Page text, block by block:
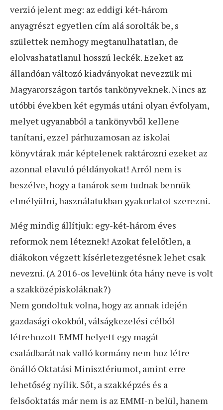
verzió jelent meg: az eddigi két-három
anyagrészt egyetlen cím alá sorolták be, s
születtek nemhogy megtanulhatatlan, de
elolvashatatlanul hosszú leckék. Ezeket az
állandóan változó kiadványokat nevezzük mi
Magyarországon tartós tankönyveknek. Nincs az
utóbbi években két egymás utáni olyan évfolyam,
melyet ugyanabból a tankönyvből kellene
tanítani, ezzel párhuzamosan az iskolai
könyvtárak már képtelenek raktározni ezeket az
azonnal elavuló példányokat! Arról nem is
beszélve, hogy a tanárok sem tudnak bennük
elmélyülni, használatukban gyakorlatot szerezni.
Még mindig állítjuk: egy-két-három éves
reformok nem léteznek! Azokat felelőtlen, a
diákokon végzett kísérletezgetésnek lehet csak
nevezni. (A 2016-os levelünk óta hány neve is volt
a szakközépiskoláknak?)
Nem gondoltuk volna, hogy az annak idején
gazdasági okokból, válságkezelési célból
létrehozott EMMI helyett egy magát
családbarátnak valló kormány nem hoz létre
önálló Oktatási Minisztériumot, amint erre
lehetőség nyílik. Sőt, a szakképzés és a
felsőoktatás már nem is az EMMI-n belül, hanem